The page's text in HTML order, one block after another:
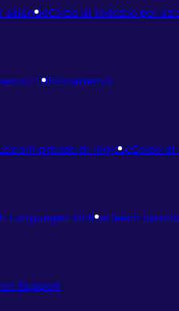
aziendeCorso di tedesco per
HUBiAcademix
private di ingleseCorso
Languages OnlineTeach
Support